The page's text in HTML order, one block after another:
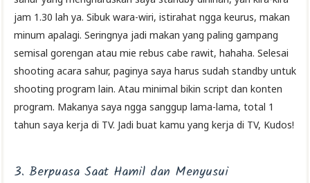
jam 1.30 lah ya. Sibuk wara-wiri, istirahat ngga keurus, makan
minum apalagi. Seringnya jadi makan yang paling gampang
semisal gorengan atau mie rebus cabe rawit, hahaha. Selesai
shooting acara sahur, paginya saya harus sudah standby untuk
shooting program lain. Atau minimal bikin script dan konten
program. Makanya saya ngga sanggup lama-lama, total 1
tahun saya kerja di TV. Jadi buat kamu yang kerja di TV, Kudos!
3. Berpuasa Saat Hamil dan Menyusui